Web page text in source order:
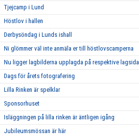
Tjejcamp i Lund
Höstlov i hallen
Derbysöndag i Lunds ishall
Ni glömmer väl inte anmäla er till höstlovscamperna
Nu ligger lagbilderna upplagda på respektive lagsida
Dags för årets fotografering
Lilla Rinken är spelklar
Sponsorhuset
Isläggningen på lilla rinken är äntligen igång
Jubileumsmössan är här